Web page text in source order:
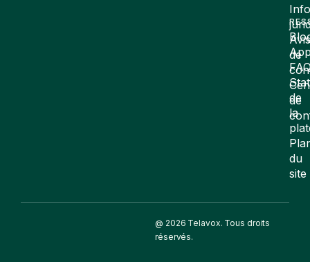
de
la
du
site
Avis
de
de
@ 2026 Telavox. Tous droits
réservés.